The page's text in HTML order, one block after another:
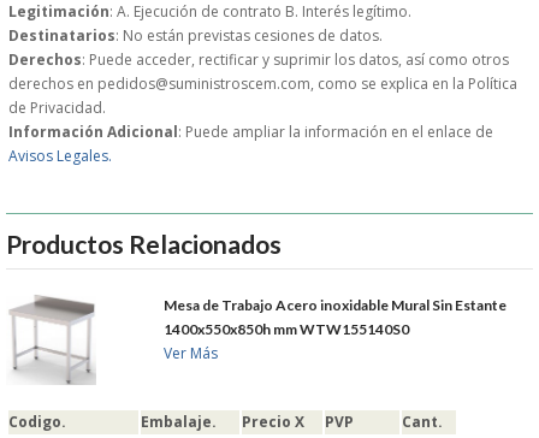
Legitimación: A. Ejecución de contrato B. Interés legítimo.
Destinatarios: No están previstas cesiones de datos.
Derechos: Puede acceder, rectificar y suprimir los datos, así como otros
derechos en pedidos@suministroscem.com, como se explica en la Política
de Privacidad.
Información Adicional: Puede ampliar la información en el enlace de
Avisos Legales.
Productos Relacionados
Mesa de Trabajo Acero inoxidable Mural Sin Estante
1400x550x850h mm WTW155140S0
Ver Más
Codigo. Embalaje. Precio X PVP Cant.